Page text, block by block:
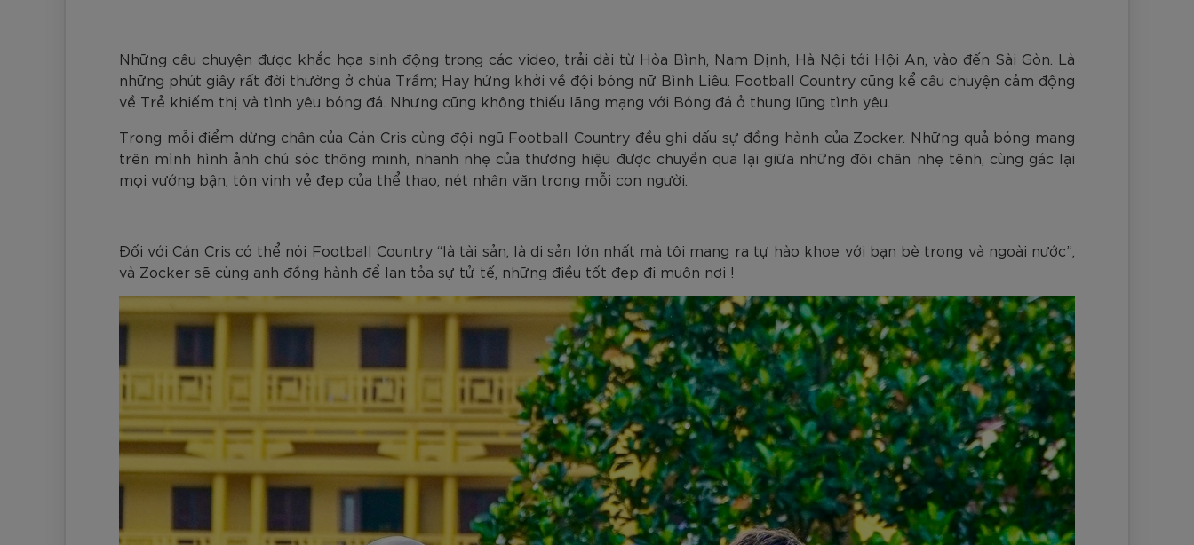
Những câu chuyện được khắc họa sinh động trong các video, trải dài từ Hòa Bình, Nam Định, Hà Nội tới Hội An, vào đến Sài Gòn. Là
những phút giây rất đời thường ở chùa Trầm; Hay hứng khởi về đội bóng nữ Bình Liêu. Football Country cũng kể câu chuyện cảm động
về Trẻ khiếm thị và tình yêu bóng đá. Nhưng cũng không thiếu lãng mạng với Bóng đá ở thung lũng tình yêu.
Trong mỗi điểm dừng chân của Cán Cris cùng đội ngũ Football Country đều ghi dấu sự đồng hành của Zocker. Những quả bóng mang
trên mình hình ảnh chú sóc thông minh, nhanh nhẹ của thương hiệu được chuyền qua lại giữa những đôi chân nhẹ tênh, cùng gác lại
mọi vướng bận, tôn vinh vẻ đẹp của thể thao, nét nhân văn trong mỗi con người.
Đối với Cán Cris có thể nói Football Country “là tài sản, là di sản lớn nhất mà tôi mang ra tự hào khoe với bạn bè trong và ngoài nước”,
và Zocker sẽ cùng anh đồng hành để lan tỏa sự tử tế, những điều tốt đẹp đi muôn nơi !